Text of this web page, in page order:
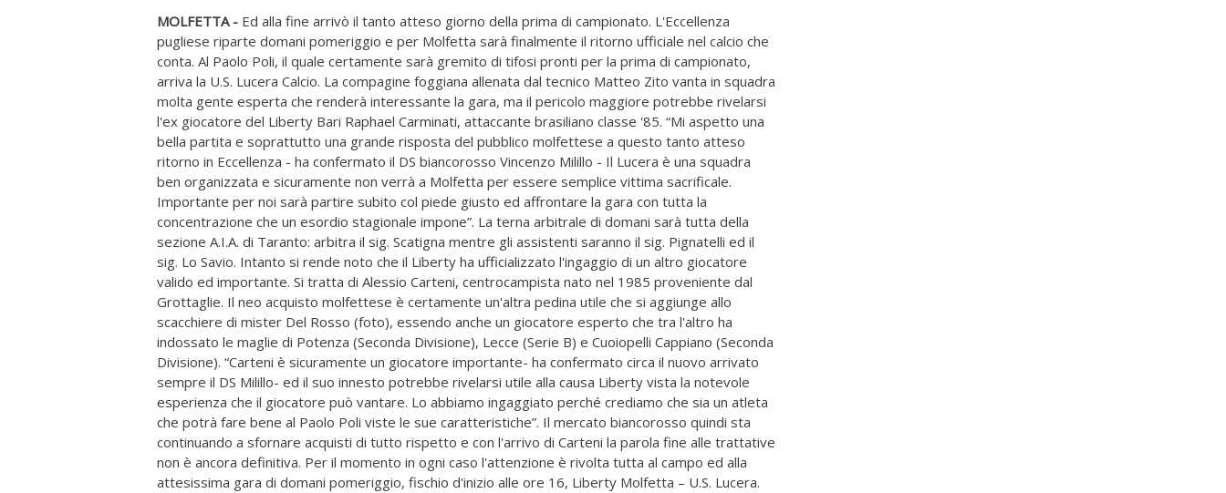
MOLFETTA - Ed alla fine arrivò il tanto atteso giorno della prima di campionato. L'Eccellenza
pugliese riparte domani pomeriggio e per Molfetta sarà finalmente il ritorno ufficiale nel calcio che
conta. Al Paolo Poli, il quale certamente sarà gremito di tifosi pronti per la prima di campionato,
arriva la U.S. Lucera Calcio. La compagine foggiana allenata dal tecnico Matteo Zito vanta in squadra
molta gente esperta che renderà interessante la gara, ma il pericolo maggiore potrebbe rivelarsi
l'ex giocatore del Liberty Bari Raphael Carminati, attaccante brasiliano classe '85. “Mi aspetto una
bella partita e soprattutto una grande risposta del pubblico molfettese a questo tanto atteso
ritorno in Eccellenza - ha confermato il DS biancorosso Vincenzo Milillo - Il Lucera è una squadra
ben organizzata e sicuramente non verrà a Molfetta per essere semplice vittima sacrificale.
Importante per noi sarà partire subito col piede giusto ed affrontare la gara con tutta la
concentrazione che un esordio stagionale impone”. La terna arbitrale di domani sarà tutta della
sezione A.I.A. di Taranto: arbitra il sig. Scatigna mentre gli assistenti saranno il sig. Pignatelli ed il
sig. Lo Savio. Intanto si rende noto che il Liberty ha ufficializzato l'ingaggio di un altro giocatore
valido ed importante. Si tratta di Alessio Carteni, centrocampista nato nel 1985 proveniente dal
Grottaglie. Il neo acquisto molfettese è certamente un'altra pedina utile che si aggiunge allo
scacchiere di mister Del Rosso (foto), essendo anche un giocatore esperto che tra l'altro ha
indossato le maglie di Potenza (Seconda Divisione), Lecce (Serie B) e Cuoiopelli Cappiano (Seconda
Divisione). “Carteni è sicuramente un giocatore importante- ha confermato circa il nuovo arrivato
sempre il DS Milillo- ed il suo innesto potrebbe rivelarsi utile alla causa Liberty vista la notevole
esperienza che il giocatore può vantare. Lo abbiamo ingaggiato perché crediamo che sia un atleta
che potrà fare bene al Paolo Poli viste le sue caratteristiche”. Il mercato biancorosso quindi sta
continuando a sfornare acquisti di tutto rispetto e con l'arrivo di Carteni la parola fine alle trattative
non è ancora definitiva. Per il momento in ogni caso l'attenzione è rivolta tutta al campo ed alla
attesissima gara di domani pomeriggio, fischio d'inizio alle ore 16, Liberty Molfetta – U.S. Lucera.